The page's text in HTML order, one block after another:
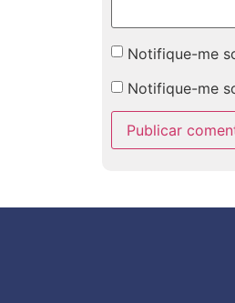
Notifique-me
Notifique-me